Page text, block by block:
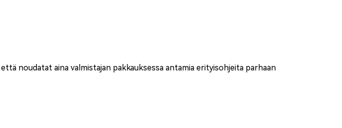
että noudatat aina valmistajan pakkauksessa antamia erityisohjeita parhaan